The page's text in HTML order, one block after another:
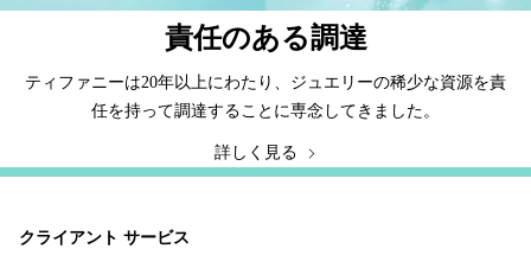
責任のある調達
ティファニーは20年以上にわたり、ジュエリーの稀少な資源を責
任を持って調達することに専念してきました。
詳しく見る
クライアント サービス